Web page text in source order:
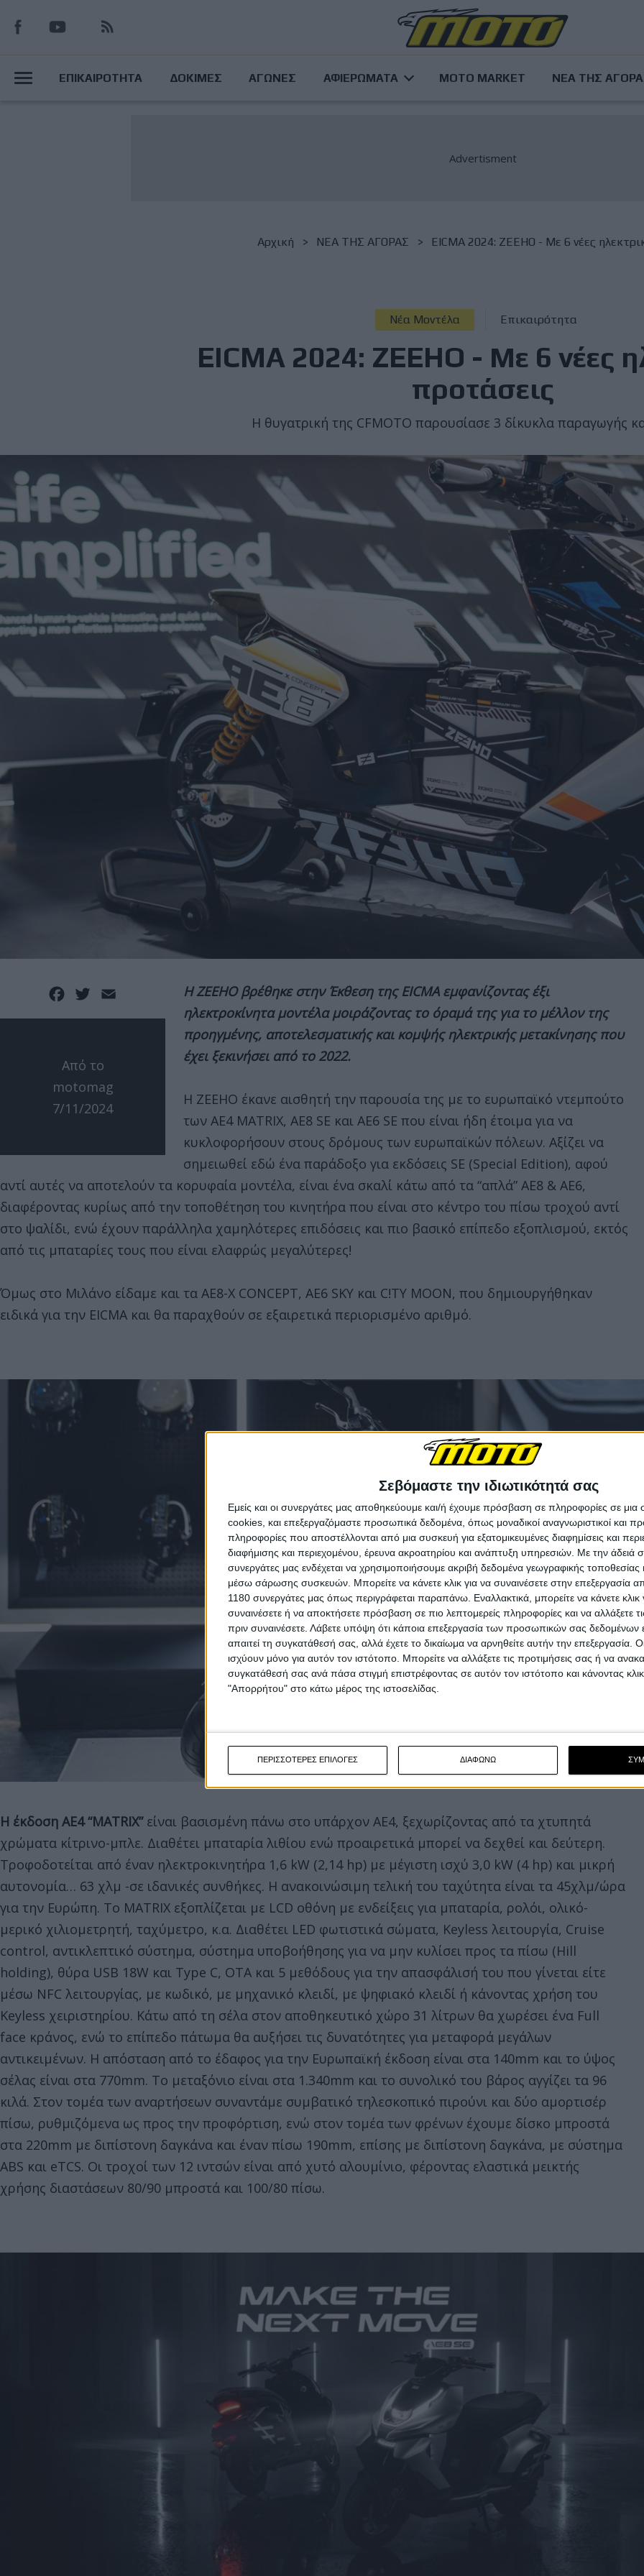
Σεβόμαστε την ιδιωτικότητά σας
Εμείς και οι συνεργάτες μας αποθηκεύουμε και/ή έχουμε πρόσβαση σε πληροφορίες σε
cookies, και επεξεργαζόμαστε προσωπικά δεδομένα, όπως μοναδικοί αναγνωριστικοί και
πληροφορίες που αποστέλλονται από μια συσκευή για εξατομικευμένες διαφημίσεις και
διαφήμισης και περιεχομένου, έρευνα ακροατηρίου και ανάπτυξη υπηρεσιών. Με την άδειά
συνεργάτες μας ενδέχεται να χρησιμοποιήσουμε ακριβή δεδομένα γεωγραφικής τοποθεσίας
μέσω σάρωσης συσκευών. Μπορείτε να κάνετε κλικ για να συναινέσετε στην επεξεργασία
1180 συνεργάτες μας όπως περιγράφεται παραπάνω. Εναλλακτικά, μπορείτε να κάνετε κλικ
συναινέσετε ή να αποκτήσετε πρόσβαση σε πιο λεπτομερείς πληροφορίες και να αλλάξετε
πριν συναινέσετε. Λάβετε υπόψη ότι κάποια επεξεργασία των προσωπικών σας δεδομένων
απαιτεί τη συγκατάθεσή σας, αλλά έχετε το δικαίωμα να αρνηθείτε αυτήν την επεξεργασία.
ισχύουν μόνο για αυτόν τον ιστότοπο. Μπορείτε να αλλάξετε τις προτιμήσεις σας ή να
συγκατάθεσή σας ανά πάσα στιγμή επιστρέφοντας σε αυτόν τον ιστότοπο και κάνοντας
"Απορρήτου" στο κάτω μέρος της ιστοσελίδας.
ΠΕΡΙΣΣΟΤΕΡΕΣ ΕΠΙΛΟΓΕΣ ΔΙΑΦΩΝΩ
προς
κυρίως
MainΕΠΙΚΑΙΡΟΤΗΤΑ ΔΟΚΙΜΕΣ ΑΓΩΝΕΣ ΑΦΙΕΡΩΜΑΤΑ MOTO MARKET ΝΕΑ ΤΗΣ
Αρχική NΕΑ ΤΗΣ ΑΓΟΡΑΣ EICMA 2024: ZEEHO - Με 6 νέες
Νέα Μοντέλα Επικαιρότητα
EICMA 2024: ZEEHO - Με 6 νέες
προτάσεις
Η θυγατρική της CFMOTO παρουσίασε 3 δίκυκλα παραγωγής
Facebook
Twitter
Από το
motomag
7/11/2024
Η ZEEHO βρέθηκε στην Έκθεση της EICMA εμφανίζοντας έξι
ηλεκτροκίνητα μοντέλα μοιράζοντας το όραμά της για το μέλλον της
προηγμένης, αποτελεσματικής και κομψής ηλεκτρικής μετακίνησης που
έχει ξεκινήσει από το 2022.
Η ZEEHO έκανε αισθητή την παρουσία της με το ευρωπαϊκό ντεμπούτο
των AE4 MATRIX, AE8 SE και AE6 SE που είναι ήδη έτοιμα για να
κυκλοφορήσουν στους δρόμους των ευρωπαϊκών πόλεων. Αξίζει να
σημειωθεί εδώ ένα παράδοξο για εκδόσεις SE (Special Edition), αφού
αντί αυτές να αποτελούν τα κορυφαία μοντέλα, είναι ένα σκαλί κάτω από τα “απλά” AE8 & AE6,
διαφέροντας κυρίως από την τοποθέτηση του κινητήρα που είναι στο κέντρο του πίσω τροχού αντί
στο ψαλίδι, ενώ έχουν παράλληλα χαμηλότερες επιδόσεις και πιο βασικό επίπεδο εξοπλισμού, εκτός
από τις μπαταρίες τους που είναι ελαφρώς μεγαλύτερες!
Όμως στο Μιλάνο είδαμε και τα AE8-X CONCEPT, AE6 SKY και C!TY MOON, που δημιουργήθηκαν
ειδικά για την EICMA και θα παραχθούν σε εξαιρετικά περιορισμένο αριθμό.
H έκδοση AE4 “MATRIX” είναι βασισμένη πάνω στο υπάρχον AE4, ξεχωρίζοντας από τα χτυπητά
χρώματα κίτρινο-μπλε. Διαθέτει μπαταρία λιθίου ενώ προαιρετικά μπορεί να δεχθεί και δεύτερη.
Τροφοδοτείται από έναν ηλεκτροκινητήρα 1,6 kW (2,14 hp) με μέγιστη ισχύ 3,0 kW (4 hp) και μικρή
αυτονομία… 63 χλμ -σε ιδανικές συνθήκες. Η ανακοινώσιμη τελική του ταχύτητα είναι τα 45χλμ/ώρα
για την Ευρώπη. Το MATRIX εξοπλίζεται με LCD οθόνη με ενδείξεις για μπαταρία, ρολόι, ολικό-
μερικό χιλιομετρητή, ταχύμετρο, κ.α. Διαθέτει LED φωτιστικά σώματα, Keyless λειτουργία, Cruise
control, αντικλεπτικό σύστημα, σύστημα υποβοήθησης για να μην κυλίσει προς τα πίσω (Hill
holding), θύρα USB 18W και Type C, OTA και 5 μεθόδους για την απασφάλισή του που γίνεται είτε
μέσω NFC λειτουργίας, με κωδικό, με μηχανικό κλειδί, με ψηφιακό κλειδί ή κάνοντας χρήση του
Keyless χειριστηρίου. Κάτω από τη σέλα στον αποθηκευτικό χώρο 31 λίτρων θα χωρέσει ένα Full
face κράνος, ενώ το επίπεδο πάτωμα θα αυξήσει τις δυνατότητες για μεταφορά μεγάλων
αντικειμένων. Η απόσταση από το έδαφος για την Ευρωπαϊκή έκδοση είναι στα 140mm και το ύψος
σέλας είναι στα 770mm. Το μεταξόνιο είναι στα 1.340mm και το συνολικό του βάρος αγγίζει τα 96
κιλά. Στον τομέα των αναρτήσεων συναντάμε συμβατικό τηλεσκοπικό πιρούνι και δύο αμορτισέρ
πίσω, ρυθμιζόμενα ως προς την προφόρτιση, ενώ στον τομέα των φρένων έχουμε δίσκο μπροστά
στα 220mm με διπίστονη δαγκάνα και έναν πίσω 190mm, επίσης με διπίστονη δαγκάνα, με σύστημα
ABS και eTCS. Οι τροχοί των 12 ιντσών είναι από χυτό αλουμίνιο, φέροντας ελαστικά μεικτής
χρήσης διαστάσεων 80/90 μπροστά και 100/80 πίσω.